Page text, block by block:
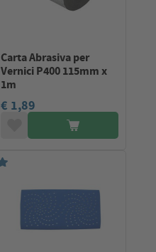
Carta Abrasiva per
Vernici P400 115mm x
1m
€ 1,89